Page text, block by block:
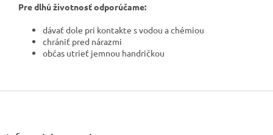
Pre dlhú životnosť odporúčame:
dávať dole pri kontakte s vodou a chémiou
chrániť pred nárazmi
občas utrieť jemnou handričkou
Z